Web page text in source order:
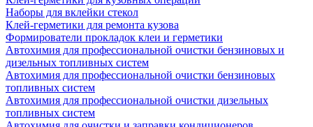
Наборы для вклейки стекол
Клей-герметики для ремонта кузова
Формирователи прокладок клеи и герметики
Автохимия для профессиональной очистки бензиновых и
дизельных топливных систем
Автохимия для профессиональной очистки бензиновых
топливных систем
Автохимия для профессиональной очистки дизельных
топливных систем